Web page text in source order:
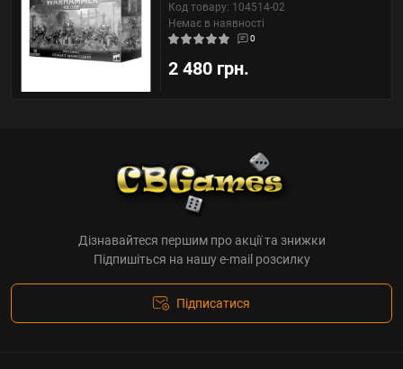
Код товару: 104514-02
Немає в наявності
0
2 480 грн.
Дізнавайтеся першим про акції та знижки
Підпишіться на нашу e-mail розсилку
Підписатися